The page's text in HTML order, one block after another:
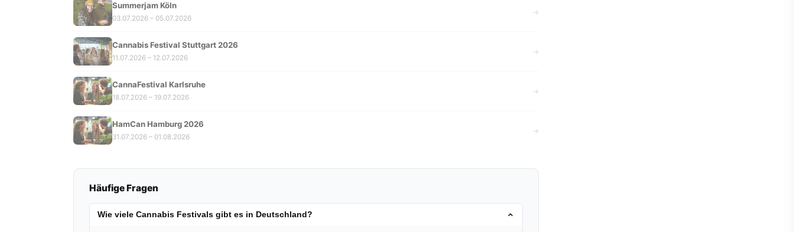
Summerjam Köln
03.07.2026 – 05.07.2026
→
Cannabis Festival Stuttgart 2026
11.07.2026 – 12.07.2026
→
CannaFestival Karlsruhe
18.07.2026 – 19.07.2026
→
HamCan Hamburg 2026
31.07.2026 – 01.08.2026
→
Häufige Fragen
Wie viele Cannabis Festivals gibt es in Deutschland?